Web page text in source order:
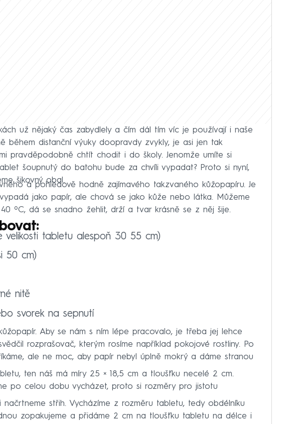
už nějaký čas zabydlely a čím dál tím víc je používají i naše
během distanční výuky doopravdy zvykly, je asi jen tak
pravděpodobně chtít chodit i do školy. Jenomže umíte si
šoupnutý do batohu bude za chvíli vypadat? Proto si nyní,
šikovný obal.
a pohledově hodně zajímavého takzvaného kůžopapíru. Je
jako papír, ale chová se jako kůže nebo látka. Můžeme
ºC, dá se snadno žehlit, drží a tvar krásně se z něj šije.
velikosti tabletu alespoň 30 55 cm)
50 cm)
nitě
svorek na sepnutí
Aby se nám s ním lépe pracovalo, je třeba jej lehce
rozprašovač, kterým rosíme například pokojové rostliny. Po
ale ne moc, aby papír nebyl úplně mokrý a dáme stranou
ten náš má míry 25 × 18,5 cm a tloušťku necelé 2 cm.
po celou dobu vycházet, proto si rozměry pro jistotu
střih. Vycházíme z rozměru tabletu, tedy obdélníku
zopakujeme a přidáme 2 cm na tloušťku tabletu na délce i